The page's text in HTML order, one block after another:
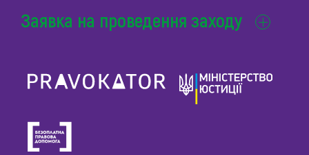
Заявка на проведення заходу